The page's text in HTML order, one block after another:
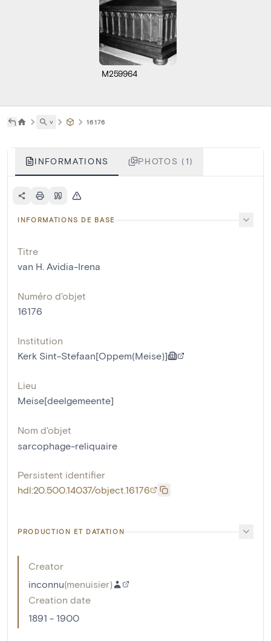
M259964
˅ 16176
INFORMATIONS PHOTOS (1)
INFORMATIONS DE BASE
Titre
van H. Avidia-Irena
Numéro d'objet
16176
Institution
Kerk Sint-Stefaan[Oppem(Meise)]
Lieu
Meise[deelgemeente]
Nom d'objet
sarcophage-reliquaire
Persistent identifier
hdl:20.500.14037/object.16176
PRODUCTION ET DATATION
Creator
inconnu(menuisier)
Creation date
1891 - 1900